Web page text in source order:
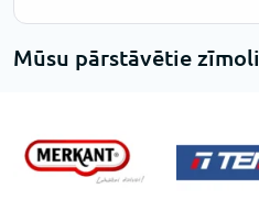
Mūsu pārstāvētie zīmoli